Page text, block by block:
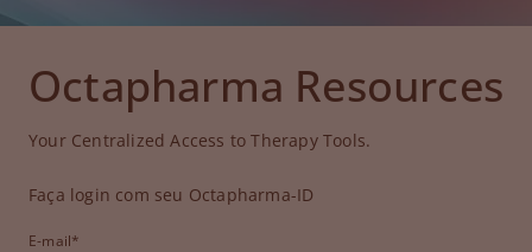
Octapharma Resources
Your Centralized Access to Therapy Tools.
Faça login com seu Octapharma-ID
E-mail*